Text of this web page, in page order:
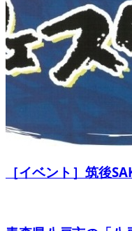
［イベント］筑後